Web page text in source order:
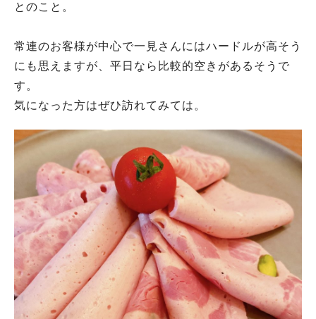
とのこと。
常連のお客様が中心で一見さんにはハードルが高そう
にも思えますが、平日なら比較的空きがあるそうで
す。
気になった方はぜひ訪れてみては。